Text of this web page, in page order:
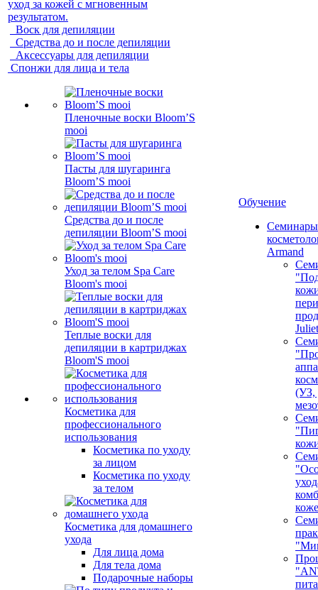
уход за кожей с мгновенным
результатом.
Воск для депиляции
Средства до и после депиляции
Аксессуары для депиляции
Спонжи для лица и тела
Пленочные воски Bloom’S
mooi
Пасты для шугаринга
Bloom’S mooi
Средства до и после
депиляции Bloom’S mooi
Уход за телом Spa Care
Bloom's mooi
Теплые воски для
депиляции в картриджах
Bloom'S mooi
Косметика для
профессионального
использования
Косметика по уходу
за лицом
Косметика по уходу
за телом
Косметика для домашнего
ухода
Для лица дома
Для тела дома
Подарочные наборы
Обучение
Armand
(УЗ,